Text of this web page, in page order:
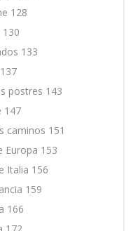
128
133
postres 143
147
caminos 151
Europa 153
Italia 156
159
166